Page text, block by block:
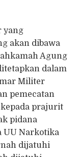
yang
akan dibawa
Agung
dalam
Militer
pemecatan
prajurit
pidana
UU Narkotika
dijatuhi